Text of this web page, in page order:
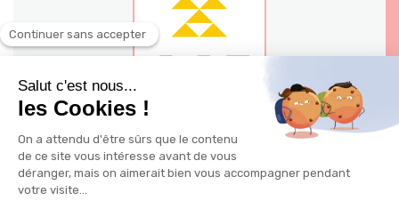
140 - 144 avenue Jean Jaures 03200
Vichy